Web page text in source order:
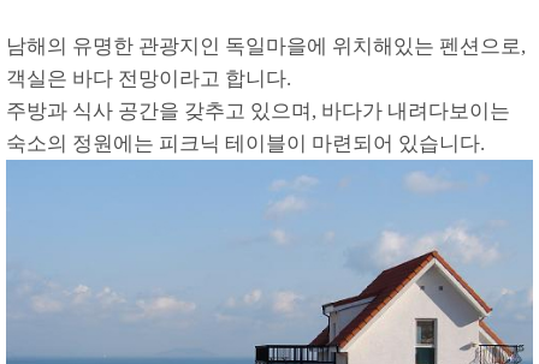
남해의 유명한 관광지인 독일마을에 위치해있는 펜션으로,
객실은 바다 전망이라고 합니다.
주방과 식사 공간을 갖추고 있으며, 바다가 내려다보이는
숙소의 정원에는 피크닉 테이블이 마련되어 있습니다.